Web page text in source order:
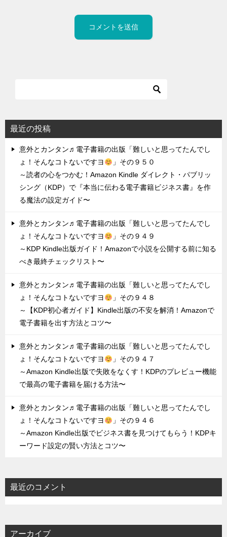
最近の投稿
意外とカンタン♬電子書籍の出版「難しいと思ってたんでし
ょ！そんなコトないですヨ
」その９５０
～読者の心をつかむ！Amazon Kindle ダイレクト・パブリッ
シング（KDP）で『本当に伝わる電子書籍ビジネス書』を作
る魔法の設定ガイド〜
意外とカンタン♬電子書籍の出版「難しいと思ってたんでし
ょ！そんなコトないですヨ
」その９４９
～KDP Kindle出版ガイド！Amazonで小説を公開する前に知る
べき最終チェックリスト〜
意外とカンタン♬電子書籍の出版「難しいと思ってたんでし
ょ！そんなコトないですヨ
」その９４８
～【KDP初心者ガイド】Kindle出版の不安を解消！Amazonで
電子書籍を出す方法とコツ〜
意外とカンタン♬電子書籍の出版「難しいと思ってたんでし
ょ！そんなコトないですヨ
」その９４７
～Amazon Kindle出版で失敗をなくす！KDPのプレビュー機能
で最高の電子書籍を届ける方法〜
意外とカンタン♬電子書籍の出版「難しいと思ってたんでし
ょ！そんなコトないですヨ
」その９４６
～Amazon Kindle出版でビジネス書を見つけてもらう！KDPキ
ーワード設定の賢い方法とコツ〜
最近のコメント
アーカイブ